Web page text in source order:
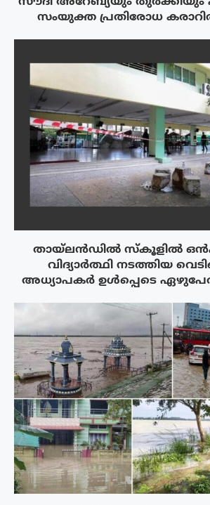
സംയുക്ത പ്രതിരോധ
തായ്‌ലൻഡിൽ സ്കൂളിൽ
വിദ്യാർത്ഥി നടത്തിയ
അധ്യാപകർ ഉൾപ്പെടെ ഏഴുപേർ